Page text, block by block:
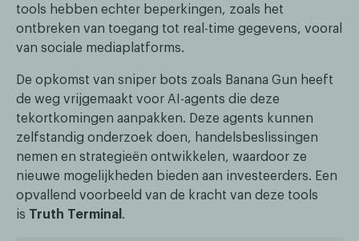
tools hebben echter beperkingen, zoals het
ontbreken van toegang tot real-time gegevens, vooral
van sociale mediaplatforms.
De opkomst van sniper bots zoals Banana Gun heeft
de weg vrijgemaakt voor AI-agents die deze
tekortkomingen aanpakken. Deze agents kunnen
zelfstandig onderzoek doen, handelsbeslissingen
nemen en strategieën ontwikkelen, waardoor ze
nieuwe mogelijkheden bieden aan investeerders. Een
opvallend voorbeeld van de kracht van deze tools
is Truth Terminal .